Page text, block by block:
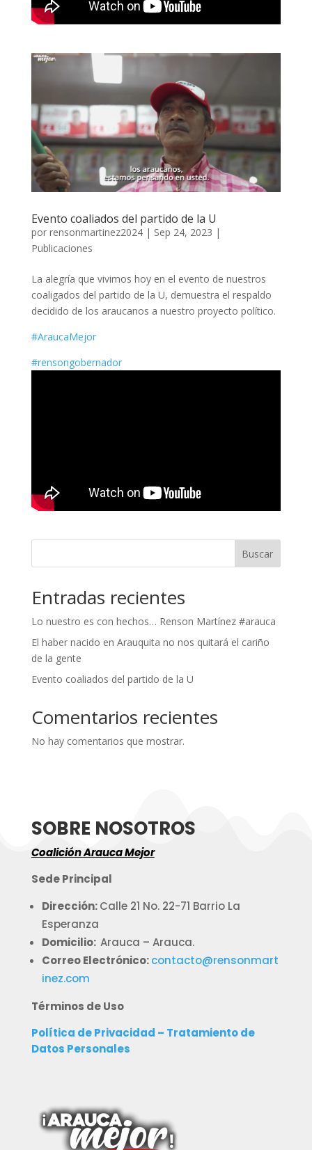
Evento coaliados del partido de la U
por rensonmartinez2024| Sep 24, 2023 |
Publicaciones
La alegría que vivimos hoy en el evento de nuestros
coaligados del partido de la U, demuestra el respaldo
decidido de los araucanos a nuestro proyecto político.
#AraucaMejor
#rensongobernador
Buscar
Entradas recientes
Lo nuestro es con hechos… Renson Martínez #arauca
El haber nacido en Arauquita no nos quitará el cariño
de la gente
Evento coaliados del partido de la U
Comentarios recientes
No hay comentarios que mostrar.
SOBRE NOSOTROS
Coalición Arauca Mejor
Sede Principal
Dirección:Calle 21 No. 22-71 Barrio La
Esperanza
Domicilio: Arauca – Arauca.
Correo Electrónico:contacto@rensonmart
inez.com
Términos de Uso
Política de Privacidad – Tratamiento de
Datos Personales